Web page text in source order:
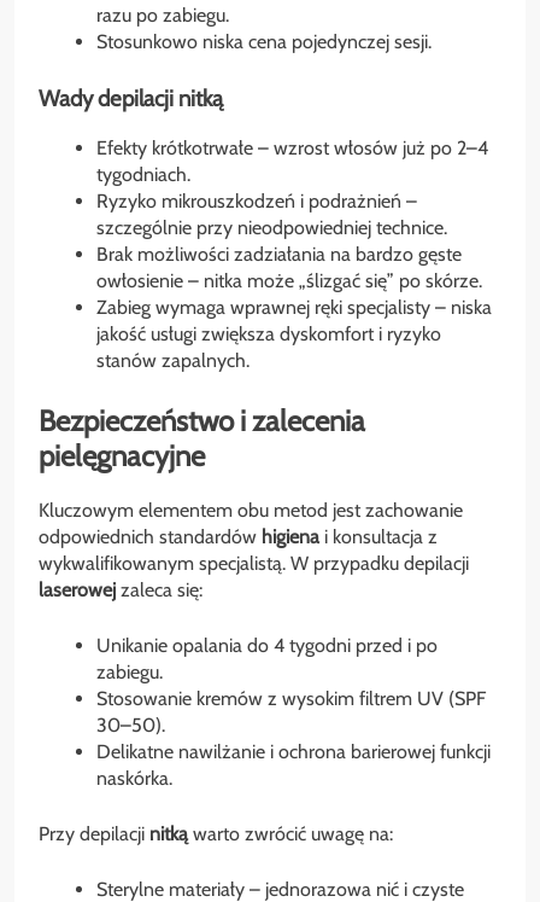
razu po zabiegu.
Stosunkowo niska cena pojedynczej sesji.
Wady depilacji nitką
Efekty krótkotrwałe – wzrost włosów już po 2–4
tygodniach.
Ryzyko mikrouszkodzeń i podrażnień –
szczególnie przy nieodpowiedniej technice.
Brak możliwości zadziałania na bardzo gęste
owłosienie – nitka może „ślizgać się” po skórze.
Zabieg wymaga wprawnej ręki specjalisty – niska
jakość usługi zwiększa dyskomfort i ryzyko
stanów zapalnych.
Bezpieczeństwo i zalecenia
pielęgnacyjne
Kluczowym elementem obu metod jest zachowanie
odpowiednich standardów higienai konsultacja z
wykwalifikowanym specjalistą. W przypadku depilacji
laserowej zaleca się:
Unikanie opalania do 4 tygodni przed i po
zabiegu.
Stosowanie kremów z wysokim filtrem UV (SPF
30–50).
Delikatne nawilżanie i ochrona barierowej funkcji
naskórka.
Przy depilacji nitkąwarto zwrócić uwagę na:
Sterylne materiały – jednorazowa nić i czyste